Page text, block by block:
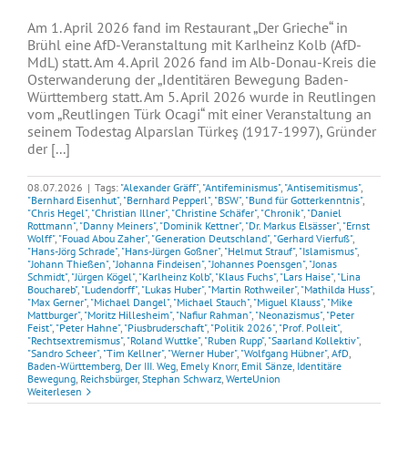
Am 1. April 2026 fand im Restaurant „Der Grieche“ in
Brühl eine AfD-Veranstaltung mit Karlheinz Kolb (AfD-
MdL) statt. Am 4. April 2026 fand im Alb-Donau-Kreis die
Osterwanderung der „Identitären Bewegung Baden-
Württemberg statt. Am 5. April 2026 wurde in Reutlingen
vom „Reutlingen Türk Ocagi“ mit einer Veranstaltung an
seinem Todestag Alparslan Türkeş (1917-1997), Gründer
der [...]
08.07.2026 | Tags: "Alexander Gräff", "Antifeminismus", "Antisemitismus",
"Bernhard Eisenhut", "Bernhard Pepperl", "BSW", "Bund für Gotterkenntnis",
"Chris Hegel", "Christian Illner", "Christine Schäfer", "Chronik", "Daniel
Rottmann", "Danny Meiners", "Dominik Kettner", "Dr. Markus Elsässer", "Ernst
Wolff", "Fouad Abou Zaher", "Generation Deutschland", "Gerhard Vierfuß",
"Hans-Jörg Schrade", "Hans-Jürgen Goßner", "Helmut Strauf", "Islamismus",
"Johann Thießen", "Johanna Findeisen", "Johannes Poensgen", "Jonas
Schmidt", "Jürgen Kögel", "Karlheinz Kolb", "Klaus Fuchs", "Lars Haise", "Lina
Bouchareb", "Ludendorff", "Lukas Huber", "Martin Rothweiler", "Mathilda Huss",
"Max Gerner", "Michael Dangel", "Michael Stauch", "Miguel Klauss", "Mike
Mattburger", "Moritz Hillesheim", "Nafiur Rahman", "Neonazismus", "Peter
Feist", "Peter Hahne", "Piusbruderschaft", "Politik 2026", "Prof. Polleit",
"Rechtsextremismus", "Roland Wuttke", "Ruben Rupp", "Saarland Kollektiv",
"Sandro Scheer", "Tim Kellner", "Werner Huber", "Wolfgang Hübner", AfD,
Baden-Württemberg, Der III. Weg, Emely Knorr, Emil Sänze, Identitäre
Bewegung, Reichsbürger, Stephan Schwarz, WerteUnion
Weiterlesen